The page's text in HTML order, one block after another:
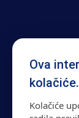
Ova
kolačiće.
Kolačiće